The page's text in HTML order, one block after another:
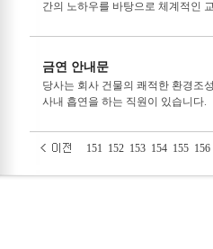
간의 노하우를 바탕으로 체계적인
금연 안내문
당사는 회사 건물의 쾌적한 환경조
사내 흡연을 하는 직원이 있습니다.
151 152 153 154 155 156